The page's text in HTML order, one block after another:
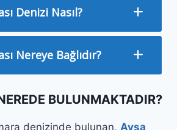
Denizi Nasıl?
Nereye Bağlıdır?
BULUNMAKTADIR?
denizinde bulunan, Avşa